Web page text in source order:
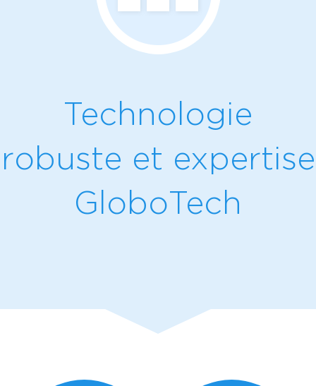
Technologie
robuste et expertise
GloboTech